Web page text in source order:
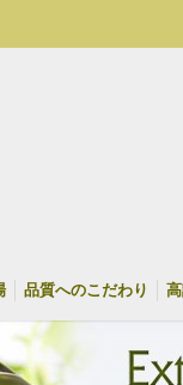
品質へのこだわり